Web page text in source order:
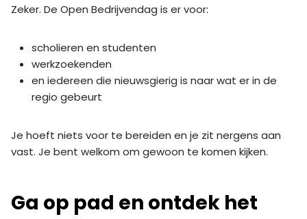
Zeker. De Open Bedrijvendag is er voor:
scholieren en studenten
werkzoekenden
en iedereen die nieuwsgierig is naar wat er in de
regio gebeurt
Je hoeft niets voor te bereiden en je zit nergens aan
vast. Je bent welkom om gewoon te komen kijken.
Ga op pad en ontdek het